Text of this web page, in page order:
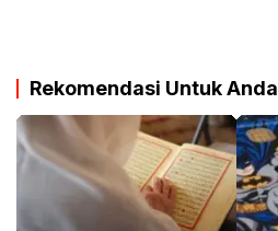
Rekomendasi Untuk Anda